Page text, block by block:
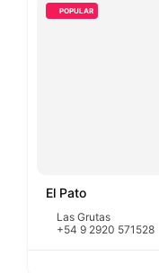
POPULAR
El Pato
Las Grutas
+54 9 2920 571528